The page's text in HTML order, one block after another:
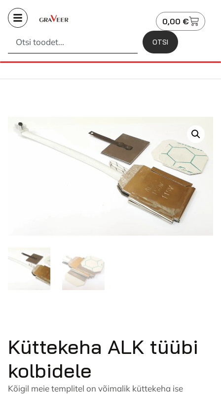
0,00 €
OTSI
Küttekeha ALK tüübi
kolbidele
Kõigil meie templitel on võimalik küttekeha ise